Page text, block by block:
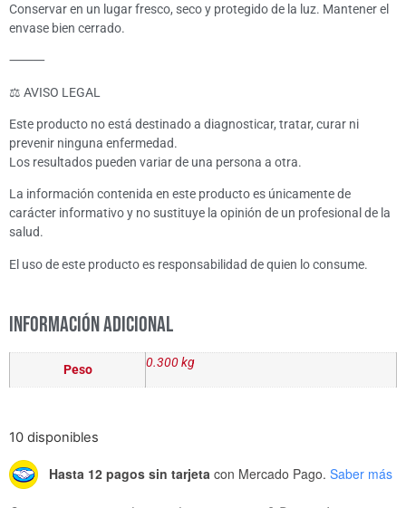
Conservar en un lugar fresco, seco y protegido de la luz. Mantener el
envase bien cerrado.
⸻
⚖️ AVISO LEGAL
Este producto no está destinado a diagnosticar, tratar, curar ni
prevenir ninguna enfermedad.
Los resultados pueden variar de una persona a otra.
La información contenida en este producto es únicamente de
carácter informativo y no sustituye la opinión de un profesional de la
salud.
El uso de este producto es responsabilidad de quien lo consume.
Información adicional
Peso 0.300 kg
10 disponibles
Hasta 12 pagos sin tarjeta con Mercado Pago. Saber más